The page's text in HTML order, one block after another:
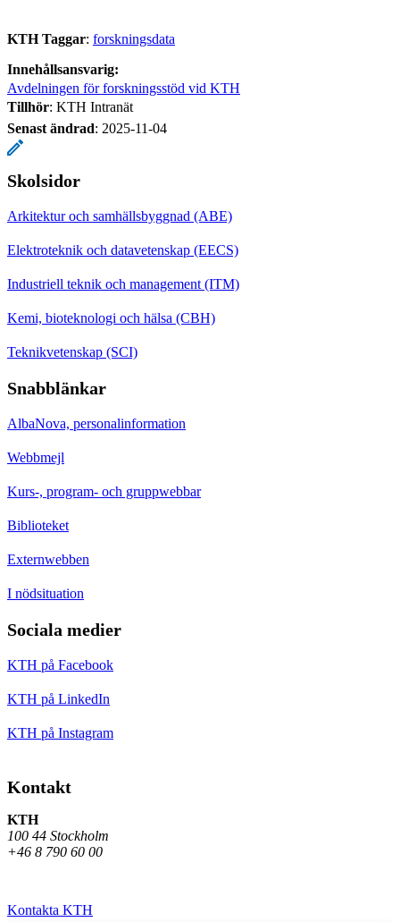
KTH Taggar: forskningsdata
Innehållsansvarig:
Avdelningen för forskningsstöd vid KTH
Tillhör: KTH Intranät
Senast ändrad: 2025-11-04
Skolsidor
Arkitektur och samhällsbyggnad (ABE)
Elektroteknik och datavetenskap (EECS)
Industriell teknik och management (ITM)
Kemi, bioteknologi och hälsa (CBH)
Teknikvetenskap (SCI)
Snabblänkar
AlbaNova, personalinformation
Webbmejl
Kurs-, program- och gruppwebbar
Biblioteket
Externwebben
I nödsituation
Sociala medier
KTH på Facebook
KTH på LinkedIn
KTH på Instagram
Kontakt
KTH
100 44 Stockholm
+46 8 790 60 00
Kontakta KTH